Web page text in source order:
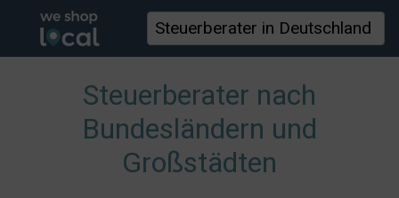
Steuerberater nach
Bundesländern und
Großstädten